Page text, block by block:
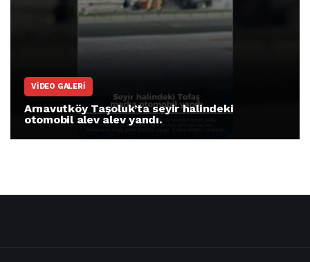
VIDEO GALERI
Arnavutköy Taşoluk’ta seyir halindeki
otomobil alev alev yandı.